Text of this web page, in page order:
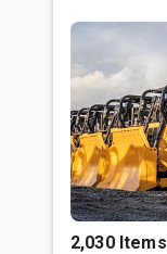
2,030 Items